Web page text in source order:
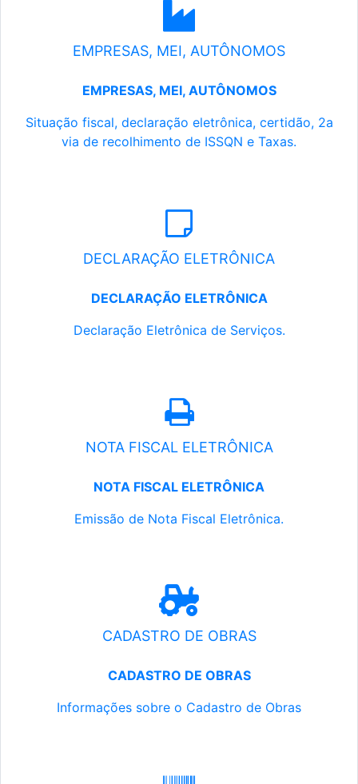
EMPRESAS, MEI, AUTÔNOMOS
EMPRESAS, MEI, AUTÔNOMOS
Situação fiscal, declaração eletrônica, certidão, 2a
via de recolhimento de ISSQN e Taxas.
DECLARAÇÃO ELETRÔNICA
DECLARAÇÃO ELETRÔNICA
Declaração Eletrônica de Serviços.
NOTA FISCAL ELETRÔNICA
NOTA FISCAL ELETRÔNICA
Emissão de Nota Fiscal Eletrônica.
CADASTRO DE OBRAS
CADASTRO DE OBRAS
Informações sobre o Cadastro de Obras